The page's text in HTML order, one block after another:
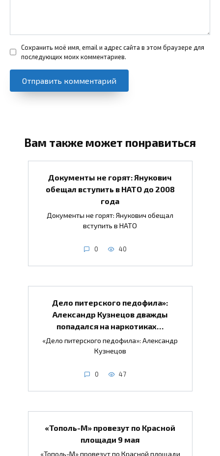
Сохранить моё имя, email и адрес сайта в этом браузере для
последующих моих комментариев.
Вам также может понравиться
Документы не горят: Янукович
обещал вступить в НАТО до 2008
года
Документы не горят: Янукович обещал
вступить в НАТО
0 40
Дело питерского педофила»:
Александр Кузнецов дважды
попадался на наркотиках…
«Дело питерского педофила»: Александр
Кузнецов
0 47
«Тополь-М» провезут по Красной
площади 9 мая
«Тополь-М» провезут по Красной площади